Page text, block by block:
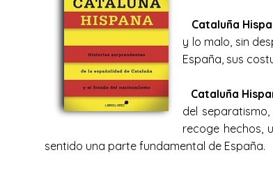
Cataluña
y lo malo, sin
España, sus
Cataluña
del
recoge hechos,
sentido una parte fundamental de España.